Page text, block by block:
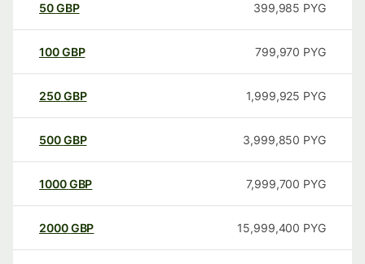
50GBP 399,985 PYG
100GBP 799,970 PYG
250GBP 1,999,925 PYG
500GBP 3,999,850 PYG
1000GBP 7,999,700 PYG
2000GBP 15,999,400 PYG